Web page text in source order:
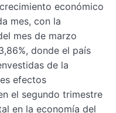
económico
mes, con la
mes de marzo
donde el país
de la
efectos
el segundo trimestre
en la economía del